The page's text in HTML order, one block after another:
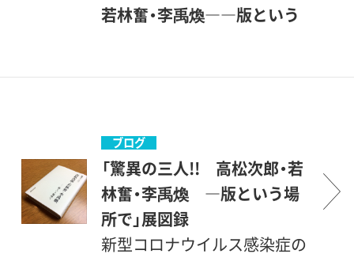
展を、ミュージアム コレクシ
頁）も販売しています。小コー
ナーでは、2020年8月に逝去さ
れた写真家・アートドキュメ
ンタリストの安齊重男（1939-
2020）を追悼する展示を行い
献李禹煥略歴／主な文献出品
世田谷美術館©2020
Setagaya Art Museum
若林奮・李禹煥――版という
室より、ミュージアム コレク
ションⅠ「驚異の三人!! 高松
次郎・若林奮・李禹煥――版と
いう場所で」に展示している、
三人の版画についてご紹介い
ブログ
「驚異の三人!! 高松次郎・若
林奮・李禹煥 ―版という場
所で」展図録
新型コロナウイルス感染症の